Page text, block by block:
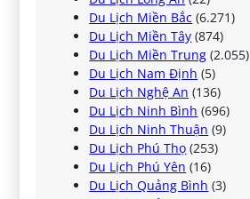
Du Lịch Miền Bắc (6.271)
Du Lịch Miền Tây (874)
Du Lịch Miền Trung (2.055)
Du Lịch Nam Định (5)
Du Lịch Nghệ An (136)
Du Lịch Ninh Bình (696)
Du Lịch Ninh Thuận (9)
Du Lịch Phú Thọ (253)
Du Lịch Phú Yên (16)
Du Lịch Quảng Bình (3)